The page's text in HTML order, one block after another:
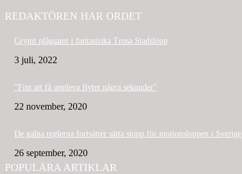
REDAKTÖREN HAR ORDET
Grymt plågsamt i fantastiska Trosa Stadslopp
3 juli, 2022
”Fint att få uppleva flytet några sekunder”
22 november, 2020
De galna reglerna fortsätter sätta stopp för motionsloppen i Sverige
26 september, 2020
POPULÄRA ARTIKLAR